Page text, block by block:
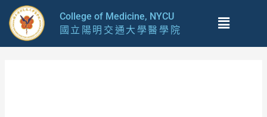
College of Medicine, NYCU
國立陽明交通大學醫學院
Menu